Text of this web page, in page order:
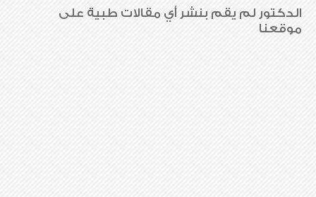
الدكتور لم يقم بنشر أي مقالات طبية على
موقعنا